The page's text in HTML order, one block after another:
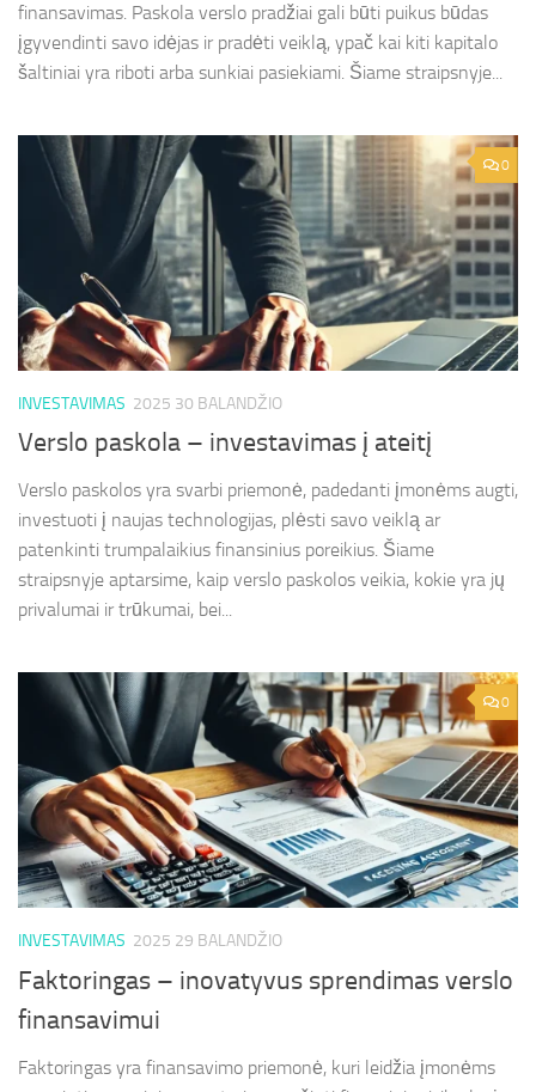
finansavimas. Paskola verslo pradžiai gali būti puikus būdas
įgyvendinti savo idėjas ir pradėti veiklą, ypač kai kiti kapitalo
šaltiniai yra riboti arba sunkiai pasiekiami. Šiame straipsnyje...
0
INVESTAVIMAS 2025 30 BALANDŽIO
Verslo paskola – investavimas į ateitį
Verslo paskolos yra svarbi priemonė, padedanti įmonėms augti,
investuoti į naujas technologijas, plėsti savo veiklą ar
patenkinti trumpalaikius finansinius poreikius. Šiame
straipsnyje aptarsime, kaip verslo paskolos veikia, kokie yra jų
privalumai ir trūkumai, bei...
0
INVESTAVIMAS 2025 29 BALANDŽIO
Faktoringas – inovatyvus sprendimas verslo
finansavimui
Faktoringas yra finansavimo priemonė, kuri leidžia įmonėms